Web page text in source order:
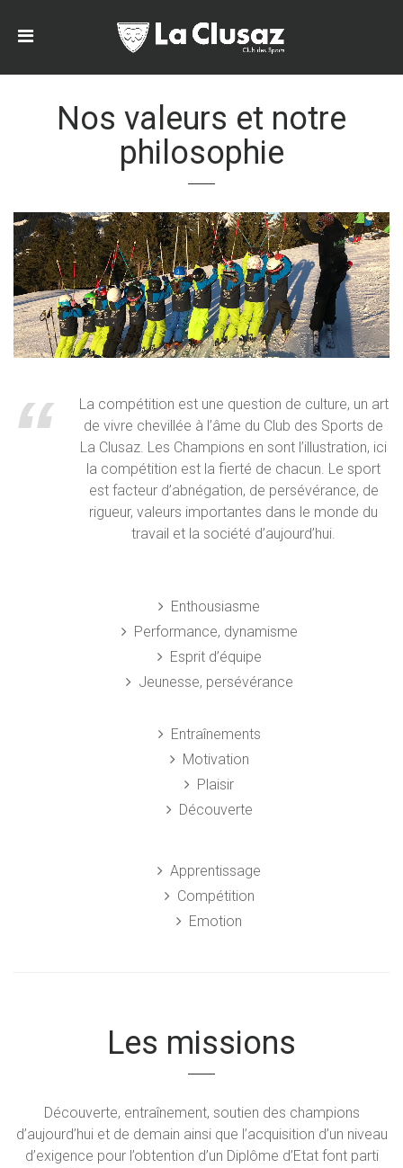
Nos valeurs et notre
philosophie
La compétition est une question de culture, un art
de vivre chevillée à l’âme du Club des Sports de
La Clusaz. Les Champions en sont l’illustration, ici
la compétition est la fierté de chacun. Le sport
est facteur d’abnégation, de persévérance, de
rigueur, valeurs importantes dans le monde du
travail et la société d’aujourd’hui.
Enthousiasme
Performance, dynamisme
Esprit d’équipe
Jeunesse, persévérance
Entraînements
Motivation
Plaisir
Découverte
Apprentissage
Compétition
Emotion
Les missions
Découverte, entraînement, soutien des champions
d’aujourd’hui et de demain ainsi que l’acquisition d’un niveau
d’exigence pour l’obtention d’un Diplôme d’Etat font parti